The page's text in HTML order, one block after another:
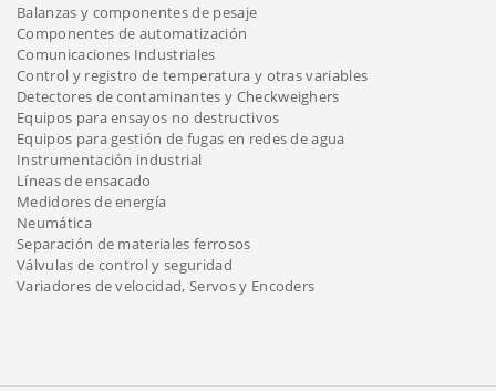
Balanzas y componentes de pesaje
Componentes de automatización
Comunicaciones Industriales
Control y registro de temperatura y otras variables
Detectores de contaminantes y Checkweighers
Equipos para ensayos no destructivos
Equipos para gestión de fugas en redes de agua
Instrumentación industrial
Líneas de ensacado
Medidores de energía
Neumática
Separación de materiales ferrosos
Válvulas de control y seguridad
Variadores de velocidad, Servos y Encoders